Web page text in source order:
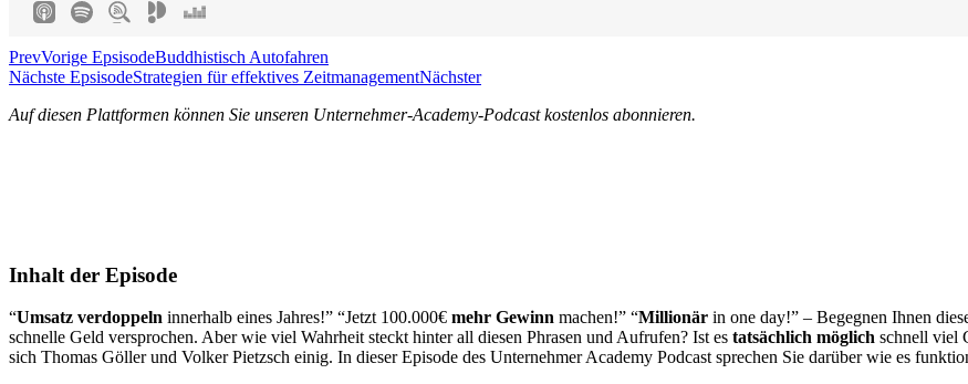
PrevVorige EpsisodeBuddhistisch Autofahren
Nächste EpsisodeStrategien für effektives ZeitmanagementNächster
Auf diesen Plattformen können Sie unseren Unternehmer-Academy-Podcast kostenlos abonnieren.
Inhalt der Episode
“Umsatz verdoppeln innerhalb eines Jahres!” “Jetzt 100.000€ mehr Gewinn machen!” “Millionär in one day!” – Begegnen Ihnen
schnelle Geld versprochen. Aber wie viel Wahrheit steckt hinter all diesen Phrasen und Aufrufen? Ist es tatsächlich möglich schnell viel
sich Thomas Göller und Volker Pietzsch einig. In dieser Episode des Unternehmer Academy Podcast sprechen Sie darüber wie es